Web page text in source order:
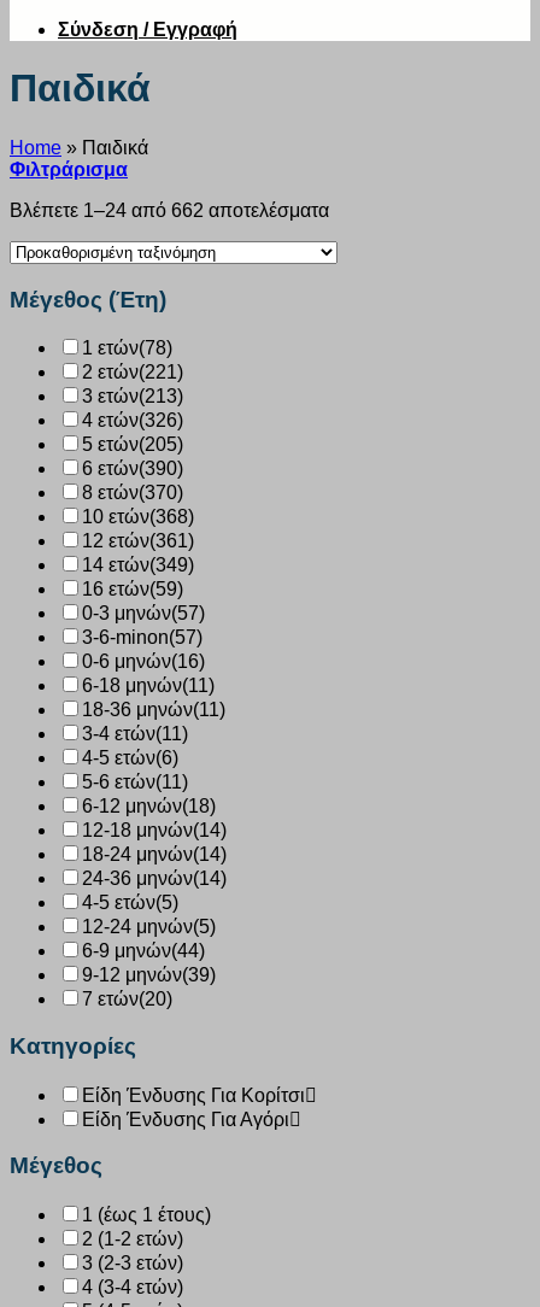
Σύνδεση / Εγγραφή
Παιδικά
Home » Παιδικά
Φιλτράρισμα
Βλέπετε 1–24 από 662 αποτελέσματα
Μέγεθος (Έτη)
1 ετών(78)
2 ετών(221)
3 ετών(213)
4 ετών(326)
5 ετών(205)
6 ετών(390)
8 ετών(370)
10 ετών(368)
12 ετών(361)
14 ετών(349)
16 ετών(59)
0-3 μηνών(57)
3-6-minon(57)
0-6 μηνών(16)
6-18 μηνών(11)
18-36 μηνών(11)
3-4 ετών(11)
4-5 ετών(6)
5-6 ετών(11)
6-12 μηνών(18)
12-18 μηνών(14)
18-24 μηνών(14)
24-36 μηνών(14)
4-5 ετών(5)
12-24 μηνών(5)
6-9 μηνών(44)
9-12 μηνών(39)
7 ετών(20)
Κατηγορίες
Είδη Ένδυσης Για Κορίτσι
Είδη Ένδυσης Για Αγόρι
Μέγεθος
1 (έως 1 έτους)
2 (1-2 ετών)
3 (2-3 ετών)
4 (3-4 ετών)